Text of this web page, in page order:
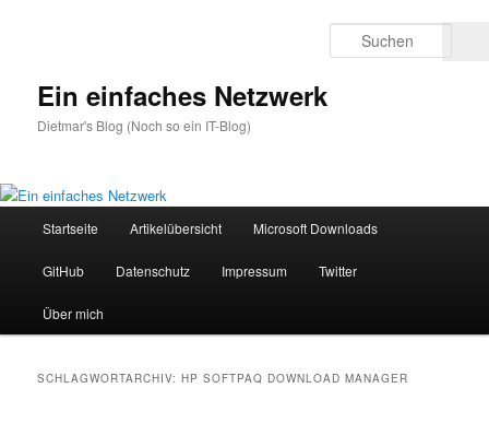
Ein einfaches Netzwerk
Dietmar's Blog (Noch so ein IT-Blog)
Startseite Artikelübersicht Microsoft Downloads
GitHub Datenschutz Impressum Twitter
Über mich
SCHLAGWORTARCHIV:HP SOFTPAQ DOWNLOAD MANAGER